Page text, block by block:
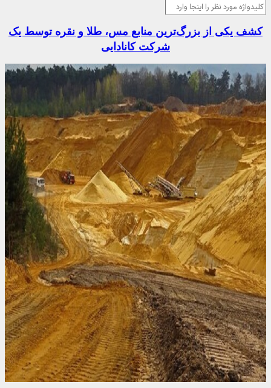
کشف یکی از بزرگ‌ترین منابع مس، طلا و نقره توسط یک
شرکت کانادایی